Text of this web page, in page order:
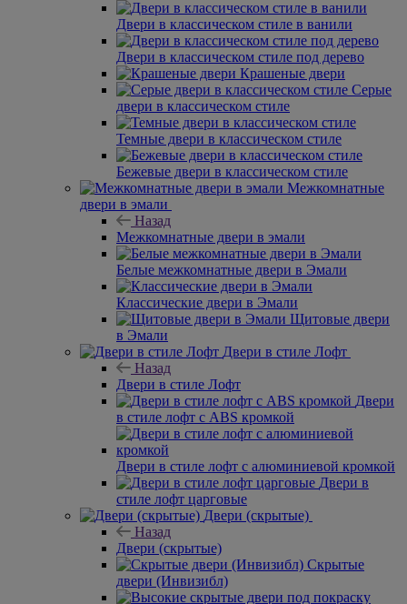
Двери в классическом стиле в ванили
Двери в классическом стиле под дерево
Крашеные двери
Серые
двери в классическом стиле
Темные двери в классическом стиле
Бежевые двери в классическом стиле
Межкомнатные
двери в эмали
Назад
Межкомнатные двери в эмали
Белые межкомнатные двери в Эмали
Классические двери в Эмали
Щитовые двери
в Эмали
Двери в стиле Лофт
Назад
Двери в стиле Лофт
Двери
в стиле лофт с ABS кромкой
Двери в стиле лофт с алюминиевой кромкой
Двери в
стиле лофт царговые
Двери (скрытые)
Назад
Двери (скрытые)
Скрытые
двери (Инвизибл)